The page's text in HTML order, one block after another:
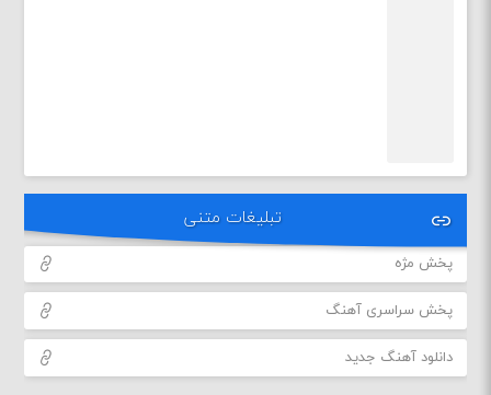
تبلیغات متنی
پخش مژه
پخش سراسری آهنگ
دانلود آهنگ جدید